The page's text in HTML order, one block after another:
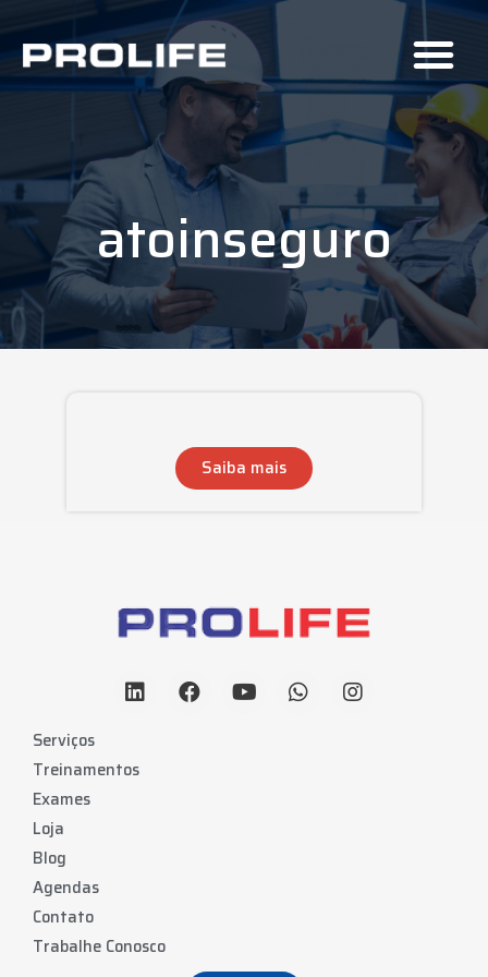
atoinseguro
Saiba mais
Serviços
Treinamentos
Exames
Loja
Blog
Agendas
Contato
Trabalhe Conosco